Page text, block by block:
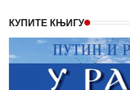
КУПИТЕ КЊИГУ